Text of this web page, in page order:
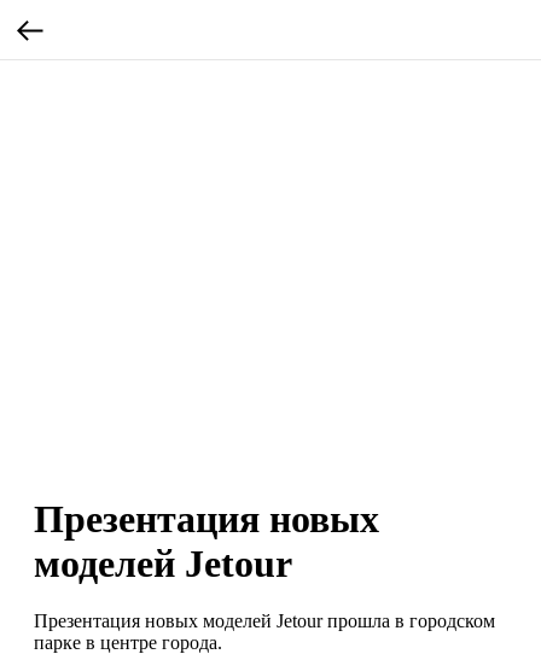
Презентация новых
моделей Jetour
Презентация новых моделей Jetour прошла в городском
парке в центре города.